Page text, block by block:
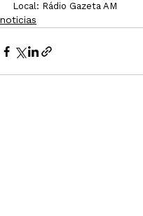
Local: Rádio Gazeta AM
noticias